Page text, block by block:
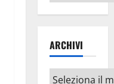
ARCHIVI
Archivi